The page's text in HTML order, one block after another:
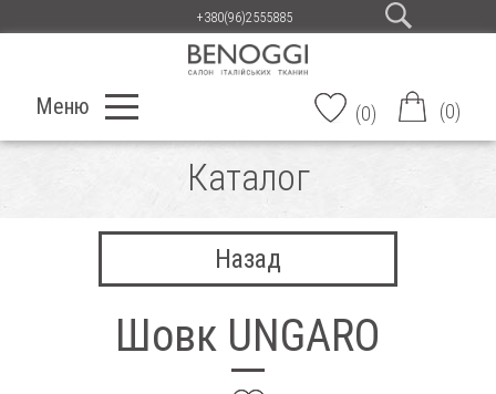
+380(96)2555885
Меню (0) (0)
Каталог
Назад
Шовк UNGARO